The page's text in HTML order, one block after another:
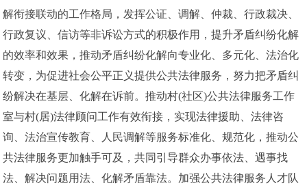
解衔接联动的工作格局，发挥公证、调解、仲裁、行政裁决、
行政复议、信访等非诉讼方式的积极作用，提升矛盾纠纷化解
的效率和效果，推动矛盾纠纷化解向专业化、多元化、法治化
转变，为促进社会公平正义提供公共法律服务，努力把矛盾纠
纷解决在基层、化解在诉前。推动村(社区)公共法律服务工作
室与村(居)法律顾问工作有效衔接，实现法律援助、法律咨
询、法治宣传教育、人民调解等服务标准化、规范化，推动公
共法律服务更加触手可及，共同引导群众办事依法、遇事找
法、解决问题用法、化解矛盾靠法。加强公共法律服务人才队